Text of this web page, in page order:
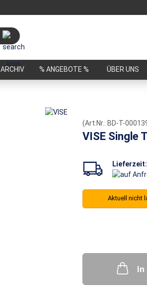
E-Mail
Suche...
ARCHIV % ANGEBOTE % ÜBER UNS
(Art.Nr.: BD-T-
VISE Single
Lieferzeit:
Aktuell nicht
In